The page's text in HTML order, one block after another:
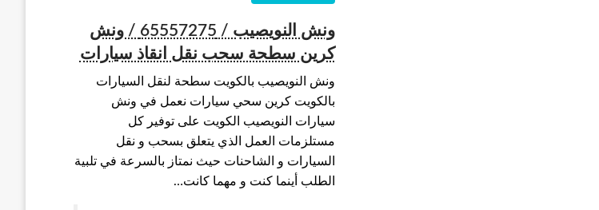
ونش النويصيب / 65557275 / ونش
كرين سطحة سحب نقل انقاذ سيارات
ونش النويصيب بالكويت سطحة لنقل السيارات
بالكويت كرين سحي سيارات نعمل في ونش
سيارات النويصيب الكويت على توفير كل
مستلزمات العمل الذي يتعلق بسحب و نقل
السيارات و الشاحنات حيث نمتاز بالسرعة في تلبية
الطلب أينما كنت و مهما كانت…